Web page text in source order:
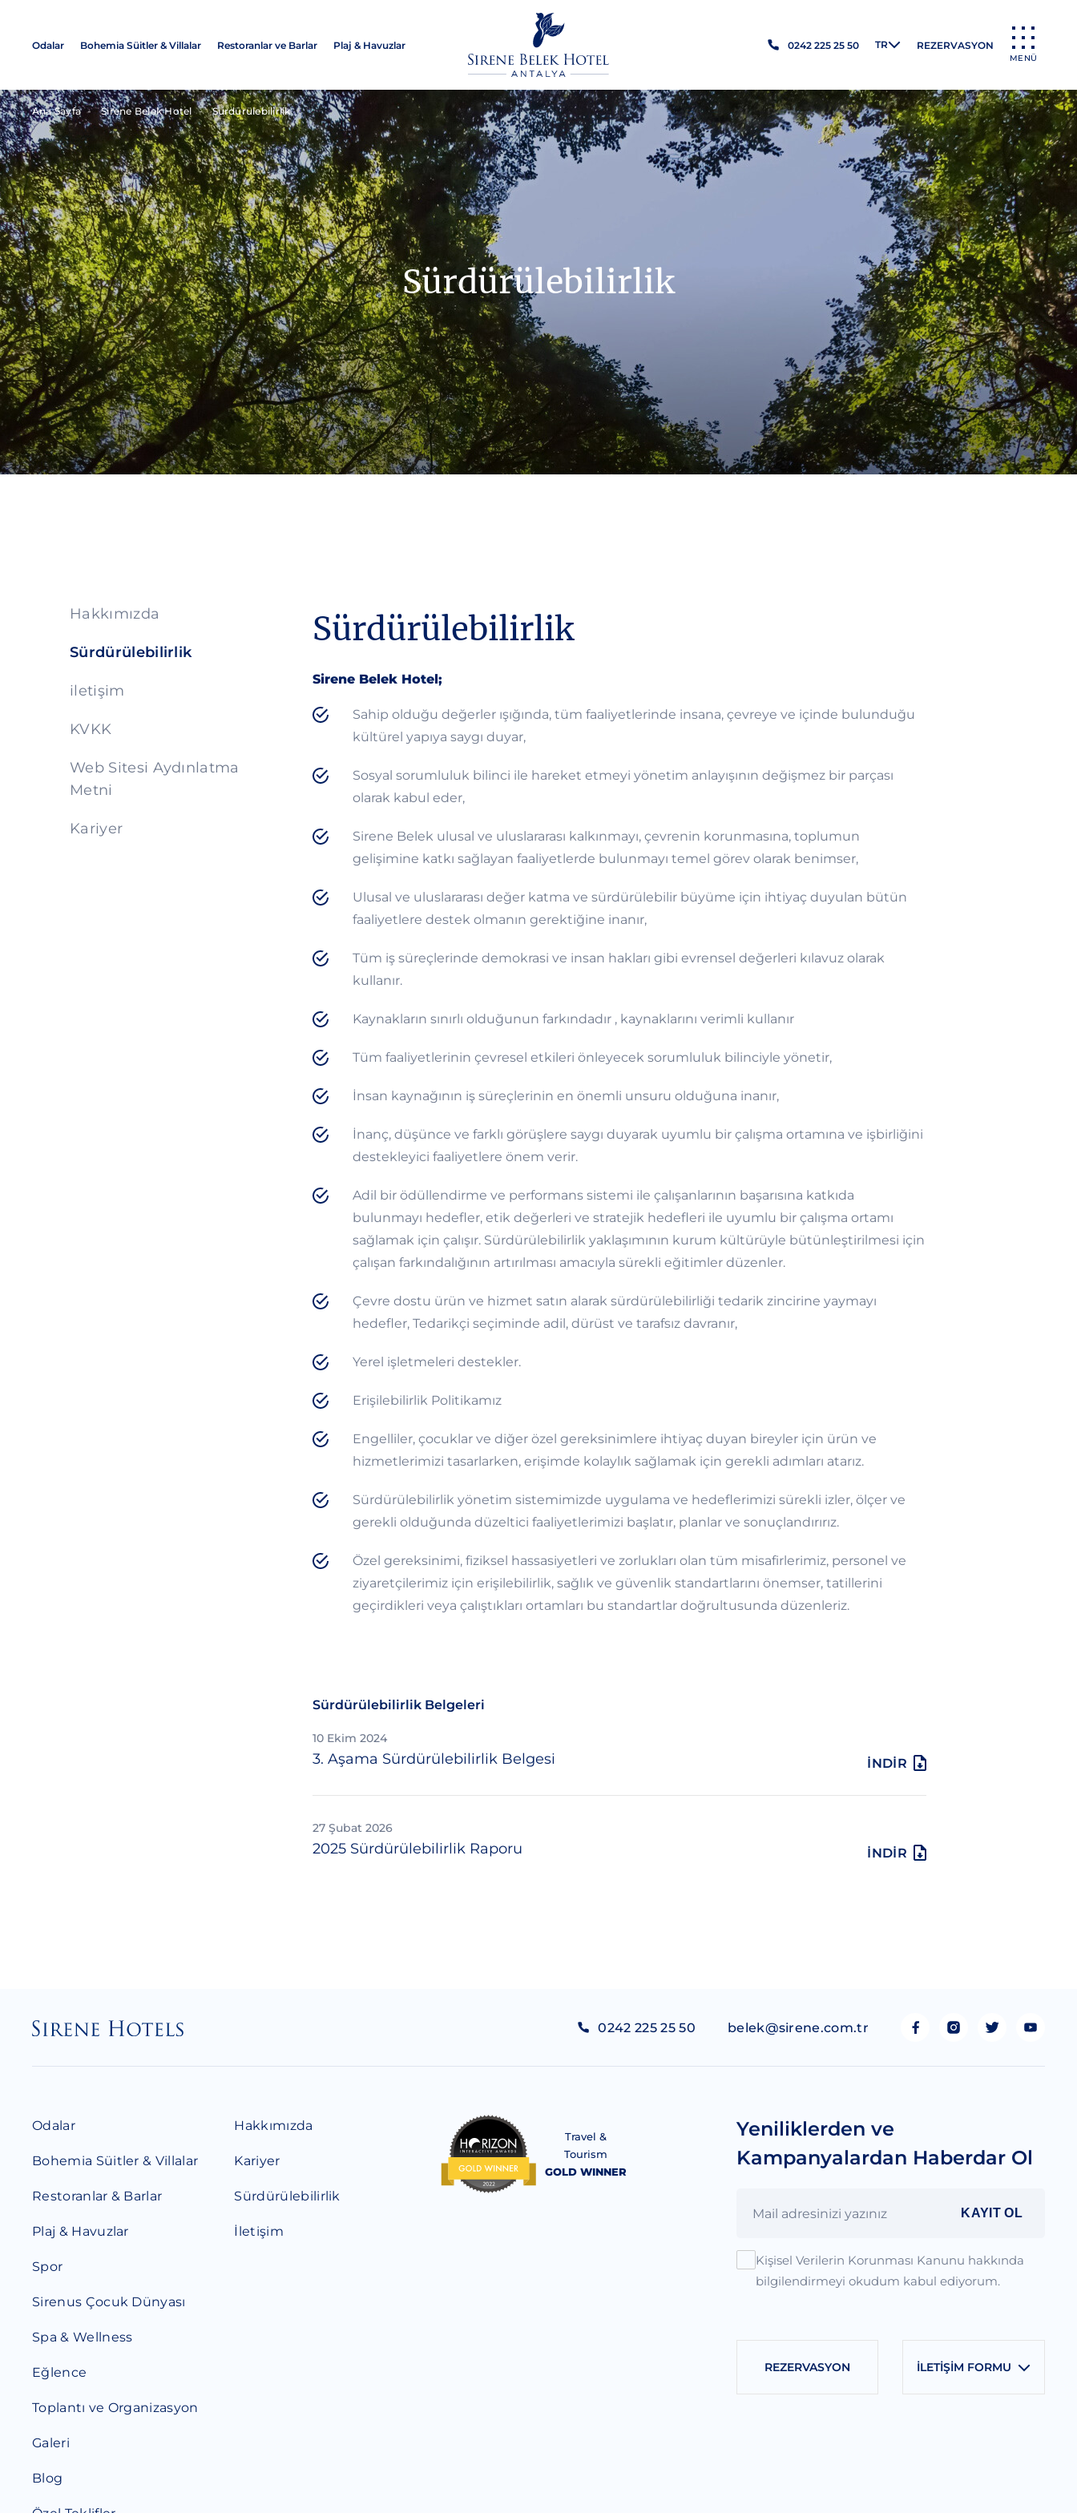
Odalar Bohemia Süitler & Villalar Restoranlar ve Barlar Plaj & Havuzlar 0242 225 25 50 TR REZERVASYON
MENÜ
Sürdürülebilirlik
Ana Sayfa Sirene Belek Hotel Sürdürülebilirlik
Hakkımızda
Sürdürülebilirlik
iletişim
KVKK
Web Sitesi Aydınlatma
Metni
Kariyer
Sürdürülebilirlik
Sirene Belek Hotel;
Sahip olduğu değerler ışığında, tüm faaliyetlerinde insana, çevreye ve içinde bulunduğu
kültürel yapıya saygı duyar,
Sosyal sorumluluk bilinci ile hareket etmeyi yönetim anlayışının değişmez bir parçası
olarak kabul eder,
Sirene Belek ulusal ve uluslararası kalkınmayı, çevrenin korunmasına, toplumun
gelişimine katkı sağlayan faaliyetlerde bulunmayı temel görev olarak benimser,
Ulusal ve uluslararası değer katma ve sürdürülebilir büyüme için ihtiyaç duyulan bütün
faaliyetlere destek olmanın gerektiğine inanır,
Tüm iş süreçlerinde demokrasi ve insan hakları gibi evrensel değerleri kılavuz olarak
kullanır.
Kaynakların sınırlı olduğunun farkındadır , kaynaklarını verimli kullanır
Tüm faaliyetlerinin çevresel etkileri önleyecek sorumluluk bilinciyle yönetir,
İnsan kaynağının iş süreçlerinin en önemli unsuru olduğuna inanır,
İnanç, düşünce ve farklı görüşlere saygı duyarak uyumlu bir çalışma ortamına ve işbirliğini
destekleyici faaliyetlere önem verir.
Adil bir ödüllendirme ve performans sistemi ile çalışanlarının başarısına katkıda
bulunmayı hedefler, etik değerleri ve stratejik hedefleri ile uyumlu bir çalışma ortamı
sağlamak için çalışır. Sürdürülebilirlik yaklaşımının kurum kültürüyle bütünleştirilmesi için
çalışan farkındalığının artırılması amacıyla sürekli eğitimler düzenler.
Çevre dostu ürün ve hizmet satın alarak sürdürülebilirliği tedarik zincirine yaymayı
hedefler, Tedarikçi seçiminde adil, dürüst ve tarafsız davranır,
Yerel işletmeleri destekler.
Erişilebilirlik Politikamız
Engelliler, çocuklar ve diğer özel gereksinimlere ihtiyaç duyan bireyler için ürün ve
hizmetlerimizi tasarlarken, erişimde kolaylık sağlamak için gerekli adımları atarız.
Sürdürülebilirlik yönetim sistemimizde uygulama ve hedeflerimizi sürekli izler, ölçer ve
gerekli olduğunda düzeltici faaliyetlerimizi başlatır, planlar ve sonuçlandırırız.
Özel gereksinimi, fiziksel hassasiyetleri ve zorlukları olan tüm misafirlerimiz, personel ve
ziyaretçilerimiz için erişilebilirlik, sağlık ve güvenlik standartlarını önemser, tatillerini
geçirdikleri veya çalıştıkları ortamları bu standartlar doğrultusunda düzenleriz.
Sürdürülebilirlik Belgeleri
10 Ekim 2024
3. Aşama Sürdürülebilirlik Belgesi İNDİR
27 Şubat 2026
2025 Sürdürülebilirlik Raporu İNDİR
0242 225 25 50 belek@sirene.com.tr
Odalar
Bohemia Süitler & Villalar
Restoranlar & Barlar
Plaj & Havuzlar
Spor
Sirenus Çocuk Dünyası
Spa & Wellness
Eğlence
Toplantı ve Organizasyon
Galeri
Blog
Hakkımızda
Kariyer
Sürdürülebilirlik
İletişim
Travel &
Tourism
GOLD WINNER
Yeniliklerden ve
Kampanyalardan Haberdar Ol
KAYIT OL
Kişisel Verilerin Korunması Kanunu hakkında
bilgilendirmeyi okudum kabul ediyorum.
REZERVASYON İLETİŞİM FORMU